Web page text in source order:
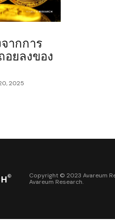
ากการ
ยลงของ
2025
Copyright © 2023 Avareum
Avareum Research.